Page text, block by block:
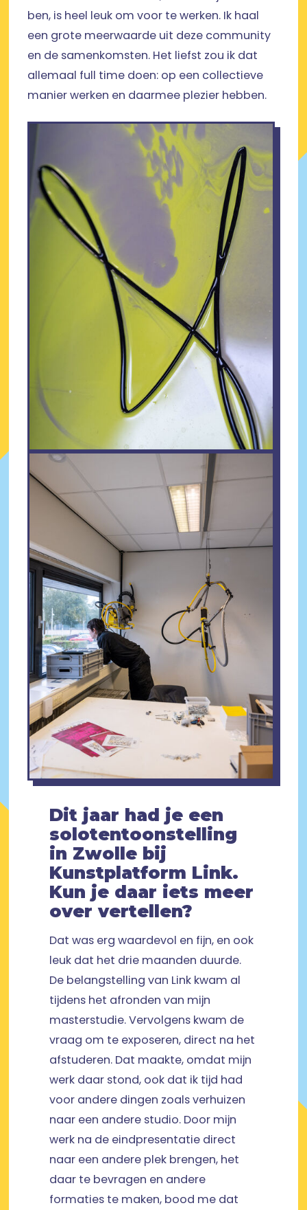
ben, is heel leuk om voor te werken. Ik haal
een grote meerwaarde uit deze community
en de samenkomsten. Het liefst zou ik dat
allemaal full time doen: op een collectieve
manier werken en daarmee plezier hebben.
Dit jaar had je een
solotentoonstelling
in Zwolle bij
Kunstplatform Link.
Kun je daar iets meer
over vertellen?
Dat was erg waardevol en fijn, en ook
leuk dat het drie maanden duurde.
De belangstelling van Link kwam al
tijdens het afronden van mijn
masterstudie. Vervolgens kwam de
vraag om te exposeren, direct na het
afstuderen. Dat maakte, omdat mijn
werk daar stond, ook dat ik tijd had
voor andere dingen zoals verhuizen
naar een andere studio. Door mijn
werk na de eindpresentatie direct
naar een andere plek brengen, het
daar te bevragen en andere
formaties te maken, bood me dat